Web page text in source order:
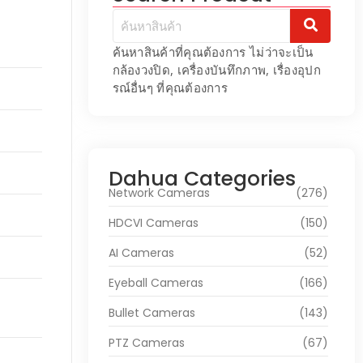
ค้นหาสินค้าที่คุณต้องการ ไม่ว่าจะเป็น
กล้องวงปิด, เครื่องบันทึกภาพ, เรื่องอุปก
รณ์อื่นๆ ที่คุณต้องการ
Dahua Categories
Network Cameras
(276)
HDCVI Cameras
(150)
AI Cameras
(52)
Eyeball Cameras
(166)
Bullet Cameras
(143)
PTZ Cameras
(67)